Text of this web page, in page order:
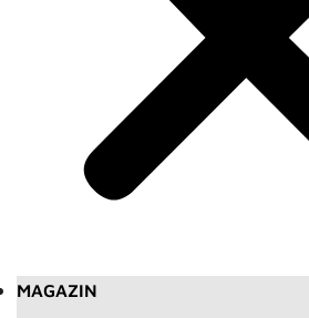
MAGAZIN